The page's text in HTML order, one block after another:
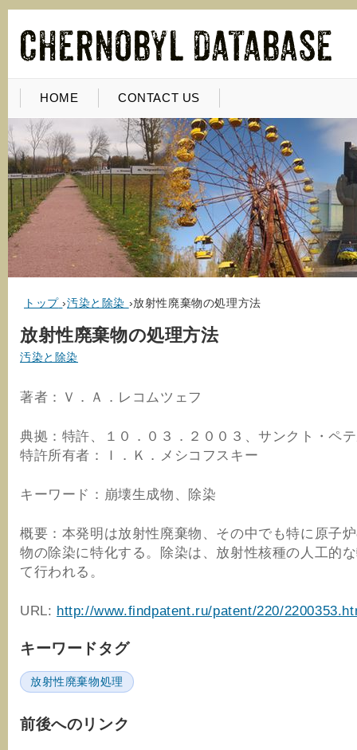
HOME CONTACT US
トップ ›汚染と除染 ›放射性廃棄物の処理方法
放射性廃棄物の処理方法
汚染と除染
著者：Ｖ．Ａ．レコムツェフ
典拠：特許、１０．０３．２００３、サンクト・
特許所有者：Ｉ．Ｋ．メシコフスキー
キーワード：崩壊生成物、除染
概要：本発明は放射性廃棄物、その中でも特に原子
物の除染に特化する。除染は、放射性核種の人工的
て行われる。
URL: http://www.findpatent.ru/patent/220/
キーワードタグ
放射性廃棄物処理
前後へのリンク